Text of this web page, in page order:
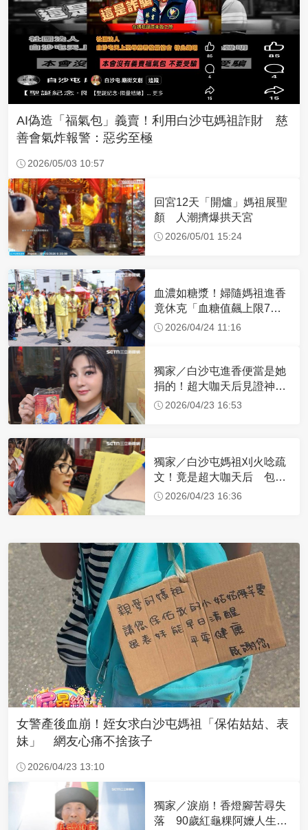
AI偽造「福氣包」義賣！利用白沙屯媽祖詐財 慈
善會氣炸報警：惡劣至極
2026/05/03 10:57
回宮12天「開爐」媽祖展聖
顏 人潮擠爆拱天宮
2026/05/01 15:24
血濃如糖漿！婦隨媽祖進香
竟休克「血糖值飆上限7
倍」 醫曝原因
2026/04/24 11:16
獨家／白沙屯進香便當是她
捐的！超大咖天后見證神
蹟 一靠近媽祖就爆哭
2026/04/23 16:53
獨家／白沙屯媽祖刈火唸疏
文！竟是超大咖天后 包尿
布忍尿5小時不喊累
2026/04/23 16:36
女警產後血崩！姪女求白沙屯媽祖「保佑姑姑、表
妹」 網友心痛不捨孩子
2026/04/23 13:10
獨家／淚崩！香燈腳苦尋失
落 90歲紅龜粿阿嬤人生謝